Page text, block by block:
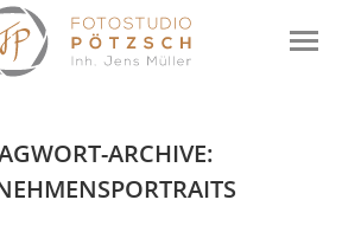
ARCHIVE: